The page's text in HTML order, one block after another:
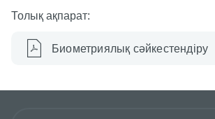
Толық ақпарат:
Биометриялық сәйкестендіру